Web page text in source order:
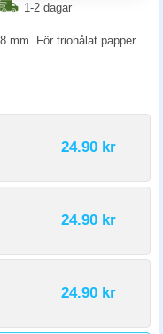
1-2 dagar
mm. För triohålat papper
24.90 kr
24.90 kr
24.90 kr